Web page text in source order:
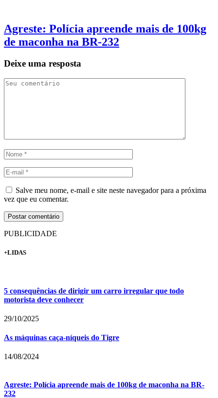
Agreste: Polícia apreende mais de 100kg
de maconha na BR-232
Deixe uma resposta
Salve meu nome, e-mail e site neste navegador para a próxima
vez que eu comentar.
PUBLICIDADE
+LIDAS
5 consequências de dirigir um carro irregular que todo
motorista deve conhecer
29/10/2025
As máquinas caça-níqueis do Tigre
14/08/2024
Agreste: Polícia apreende mais de 100kg de maconha na BR-
232